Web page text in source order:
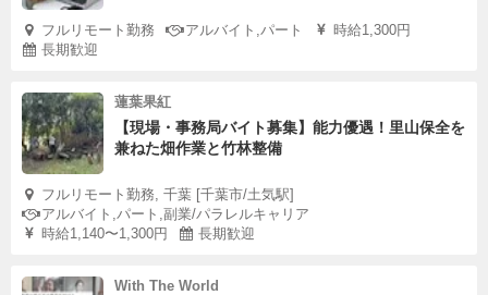
フルリモート勤務 アルバイト,パート
時給1,300円
長期歓迎
蓮葉果紅
【現場・事務局バイト募集】能力優遇！里山保全を
兼ねた畑作業と竹林整備
フルリモート勤務, 千葉 [千葉市/土気駅]
アルバイト,パート,副業/パラレルキャリア
時給1,140〜1,300円
長期歓迎
With The World